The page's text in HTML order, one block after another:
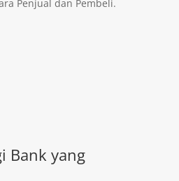
Penjual dan Pembeli.
Bank yang